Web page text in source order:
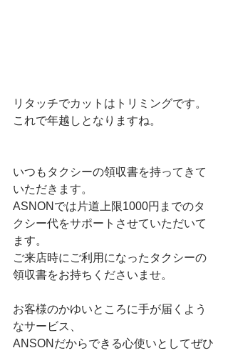
リタッチでカットはトリミングです。
これで年越しとなりますね。
いつもタクシーの領収書を持ってきて
いただきます。
ASNONでは片道上限1000円までのタ
クシー代をサポートさせていただいて
ます。
ご来店時にご利用になったタクシーの
領収書をお持ちくださいませ。
お客様のかゆいところに手が届くよう
なサービス、
ANSONだからできる心使いとしてぜひ